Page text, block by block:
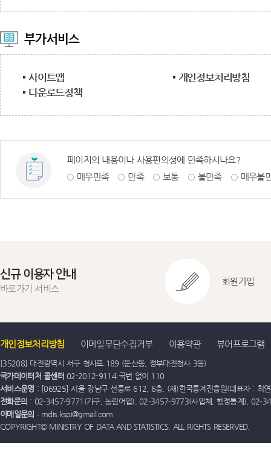
부가서비스
사이트맵
개인정보처리방침
다운로드정책
페이지의 내용이나 사용편의성에 만족하시나요?
매우만족
만족 보통 불만족 매우불
신규 이용자 안내
바로가기 서비스
회원가입
개인정보처리방침 이메일무단수집거부 이용약관 뷰어프로그램
[35208] 대전광역시 서구 청사로 189 (둔산동, 정부대전청사 3동)
국가데이터처 콜센터 02-2012-9114 국번 없이 110
서비스운영 : [06925] 서울 강남구 선릉로 612, 6층, (재)한국통계진흥원(대표자 : 최
전화문의 : 02-3457-9771(가구, 농림어업), 02-3457-9773(사업체, 행정통계), 02-
이메일문의 : mdis.kspi@gmail.com
COPYRIGHT© MINISTRY OF DATA AND STATISTICS. ALL RIGHTS RESERVED.